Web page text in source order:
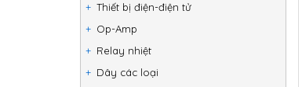
Thiết bị điện-điện tử
Op-Amp
Relay nhiệt
Dây các loại